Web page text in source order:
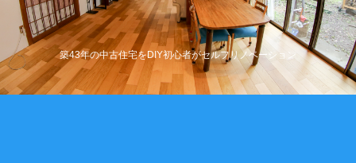
築43年の中古住宅をDIY初心者がセルフリノベーション